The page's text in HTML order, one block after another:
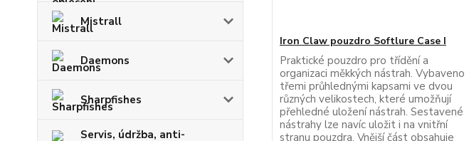
Mistrall
Daemons
Sharpfishes
Servis, údržba, anti-
Iron Claw pouzdro Softlure Case I
Praktické pouzdro pro třídění a
organizaci měkkých nástrah. Vybaveno
třemi průhlednými kapsami ve dvou
různých velikostech, které umožňují
přehledné uložení nástrah. Sestavené
nástrahy lze navíc uložit i na vnitřní
stranu pouzdra. Vnější část obsahuje